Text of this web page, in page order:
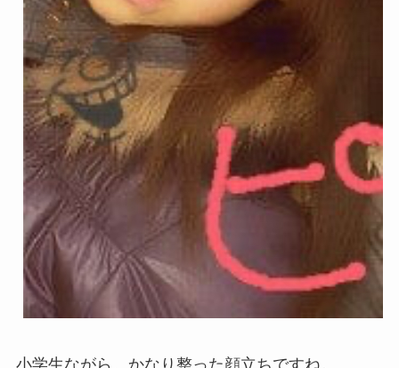
小学生ながら、かなり整った顔立ちですね。